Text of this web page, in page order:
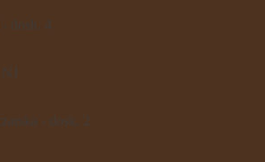
dosk. 4
- dosk. 2